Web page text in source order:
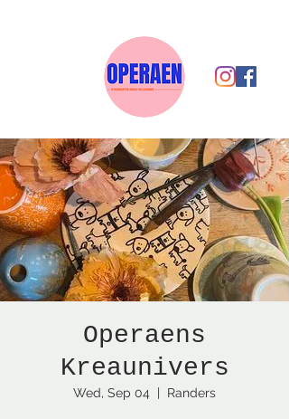
Operaens
Kreaunivers
Wed, Sep 04
  |
Randers